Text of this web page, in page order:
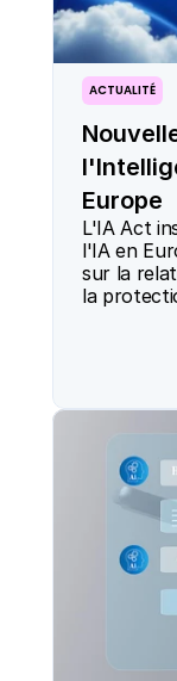
Europe
ACTUALITÉ
L'IA Act
l'IA en
sur la
la